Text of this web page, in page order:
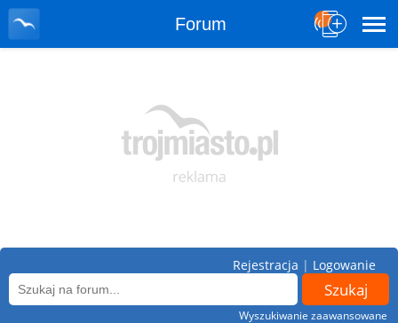
Forum
Wyszukiwanie zaawansowane
Rejestracja | Logowanie